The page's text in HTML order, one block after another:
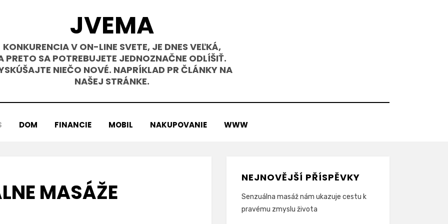
JVEMA
KONKURENCIA V ON-LINE SVETE, JE DNES VEĽKÁ,
PRETO SA POTREBUJETE JEDNOZNAČNE ODLÍŠIŤ.
NIEČO NOVÉ. NAPRÍKLAD PR ČLÁNKY NA
NAŠEJ STRÁNKE.
DOM FINANCIE MOBIL NAKUPOVANIE WWW
MASÁŽE
NEJNOVĚJŠÍ PŘÍSPĚVKY
Senzuálna masáž nám ukazuje cestu k
pravému zmyslu života